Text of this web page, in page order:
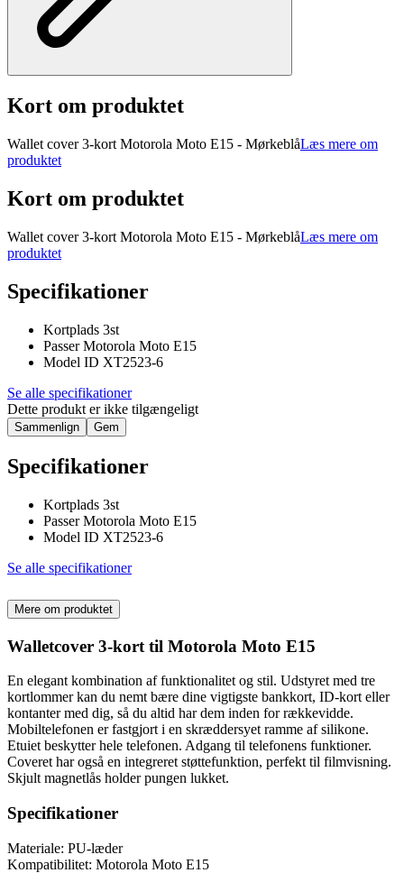
Kort om produktet
Wallet cover 3-kort Motorola Moto E15 - MørkeblåLæs mere om
produktet
Kort om produktet
Wallet cover 3-kort Motorola Moto E15 - MørkeblåLæs mere om
produktet
Specifikationer
Kortplads 3st
Passer Motorola Moto E15
Model ID XT2523-6
Se alle specifikationer
Dette produkt er ikke tilgængeligt
Sammenlign Gem
Specifikationer
Kortplads 3st
Passer Motorola Moto E15
Model ID XT2523-6
Se alle specifikationer
Mere om produktet
Walletcover 3-kort til Motorola Moto E15
En elegant kombination af funktionalitet og stil. Udstyret med tre
kortlommer kan du nemt bære dine vigtigste bankkort, ID-kort eller
kontanter med dig, så du altid har dem inden for rækkevidde.
Mobiltelefonen er fastgjort i en skræddersyet ramme af silikone.
Etuiet beskytter hele telefonen. Adgang til telefonens funktioner.
Coveret har også en integreret støttefunktion, perfekt til filmvisning.
Skjult magnetlås holder pungen lukket.
Specifikationer
Materiale: PU-læder
Kompatibilitet: Motorola Moto E15